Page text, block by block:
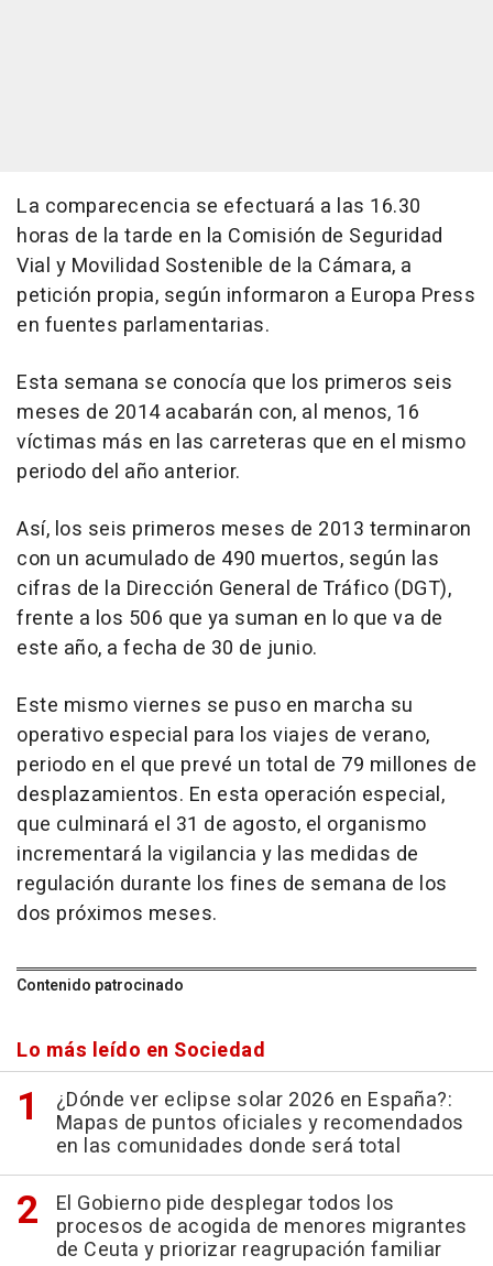
La comparecencia se efectuará a las 16.30
horas de la tarde en la Comisión de Seguridad
Vial y Movilidad Sostenible de la Cámara, a
petición propia, según informaron a Europa Press
en fuentes parlamentarias.
Esta semana se conocía que los primeros seis
meses de 2014 acabarán con, al menos, 16
víctimas más en las carreteras que en el mismo
periodo del año anterior.
Así, los seis primeros meses de 2013 terminaron
con un acumulado de 490 muertos, según las
cifras de la Dirección General de Tráfico (DGT),
frente a los 506 que ya suman en lo que va de
este año, a fecha de 30 de junio.
Este mismo viernes se puso en marcha su
operativo especial para los viajes de verano,
periodo en el que prevé un total de 79 millones de
desplazamientos. En esta operación especial,
que culminará el 31 de agosto, el organismo
incrementará la vigilancia y las medidas de
regulación durante los fines de semana de los
dos próximos meses.
Contenido patrocinado
Lo más leído en Sociedad
¿Dónde ver eclipse solar 2026 en España?:
Mapas de puntos oficiales y recomendados
en las comunidades donde será total
El Gobierno pide desplegar todos los
procesos de acogida de menores migrantes
de Ceuta y priorizar reagrupación familiar